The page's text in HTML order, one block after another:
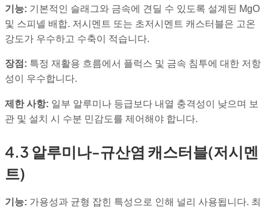
기능: 기본적인 슬래그와 금속에 견딜 수 있도록 설계된 MgO
및 스피넬 배합. 저시멘트 또는 초저시멘트 캐스터블은 고온
강도가 우수하고 수축이 적습니다.
장점: 특정 재활용 흐름에서 플럭스 및 금속 침투에 대한 저항
성이 우수합니다.
제한 사항: 일부 알루미나 등급보다 내열 충격성이 낮으며 보
관 및 설치 시 수분 민감도를 제어해야 합니다.
4.3 알루미나-규산염 캐스터블(저시멘
트)
기능: 가용성과 균형 잡힌 특성으로 인해 널리 사용됩니다. 최